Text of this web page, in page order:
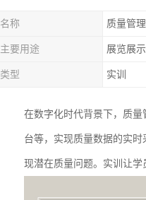
名称 质量管理
主要用途 展览展示
类型 实训
在数字化时代背景下，质
台等，实现质量数据的实
现潜在质量问题。实训让学